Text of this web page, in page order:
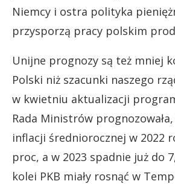
Niemcy i ostra polityka
przysporzą pracy polskim
Unijne prognozy są też mniej
Polski niż szacunki naszego
w kwietniu aktualizacji
Rada Ministrów
inflacji średniorocznej w 2022
proc, a w 2023 spadnie już do
kolei PKB miały rosnąć w